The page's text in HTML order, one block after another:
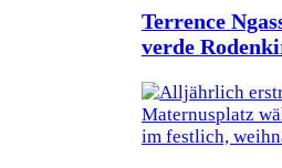
Terrence
verde